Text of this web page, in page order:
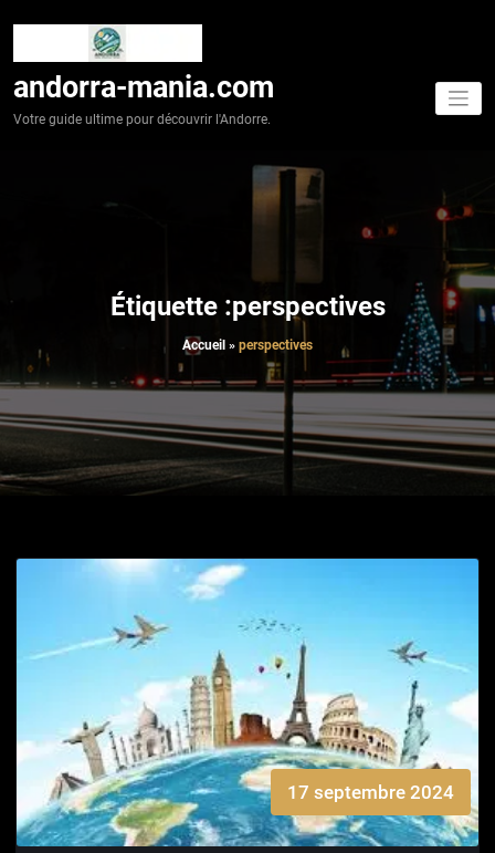
andorra-mania.com
Votre guide ultime pour découvrir l'Andorre.
Étiquette :perspectives
Accueil » perspectives
17 septembre 2024